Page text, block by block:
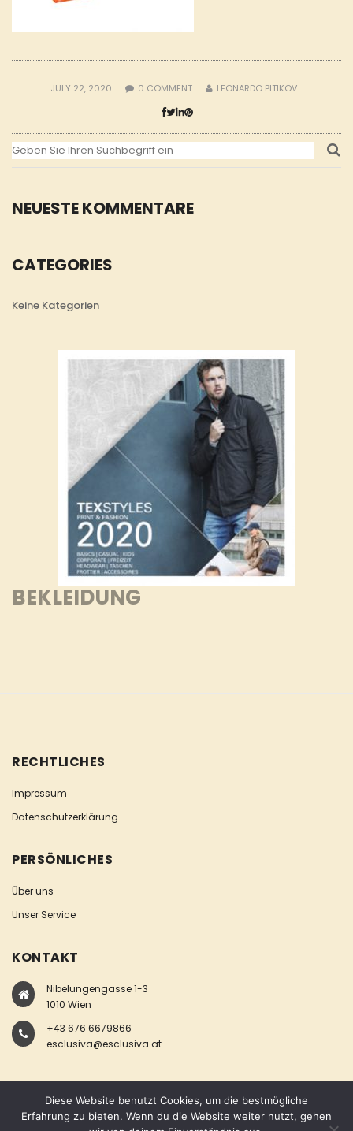
NEUESTE KOMMENTARE
CATEGORIES
Keine Kategorien
BEKLEIDUNG
JULY 22, 2020 0 COMMENT LEONARDO PITIKOV
RECHTLICHES
Impressum
Datenschutzerklärung
PERSÖNLICHES
Über uns
Unser Service
KONTAKT
Nibelungengasse 1-3
1010 Wien
+43 676 6679866
esclusiva@esclusiva.at
Diese Website benutzt Cookies, um die bestmögliche
Erfahrung zu bieten. Wenn du die Website weiter nutzt, gehen